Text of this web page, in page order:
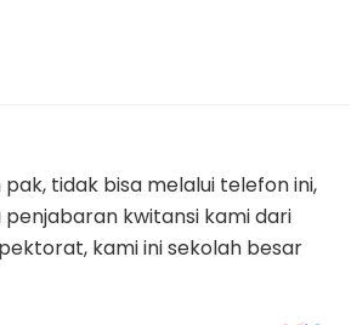
tidak bisa melalui telefon ini,
kwitansi kami dari
kami ini sekolah besar